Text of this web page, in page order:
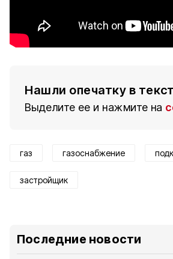
Нашли опечатку в
Выделите ее и нажмите на
газ газоснабжение
застройщик
Последние новости